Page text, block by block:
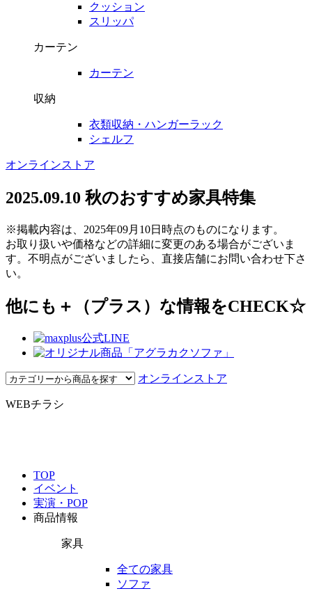
クッション
スリッパ
カーテン
カーテン
収納
衣類収納・ハンガーラック
シェルフ
オンラインストア
2025.09.10 秋のおすすめ家具特集
※掲載内容は、2025年09月10日時点のものになります。
お取り扱いや価格などの詳細に変更のある場合がございま
す。不明点がございましたら、直接店舗にお問い合わせ下さ
い。
他にも＋（プラス）な情報をCHECK☆
オンラインストア
WEBチラシ
TOP
イベント
実演・POP
商品情報
家具
全ての家具
ソファ